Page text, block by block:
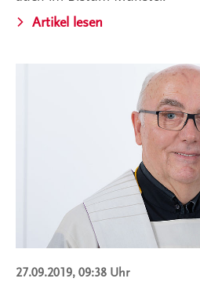
Artikel lesen
27.09.2019, 09:38 Uhr